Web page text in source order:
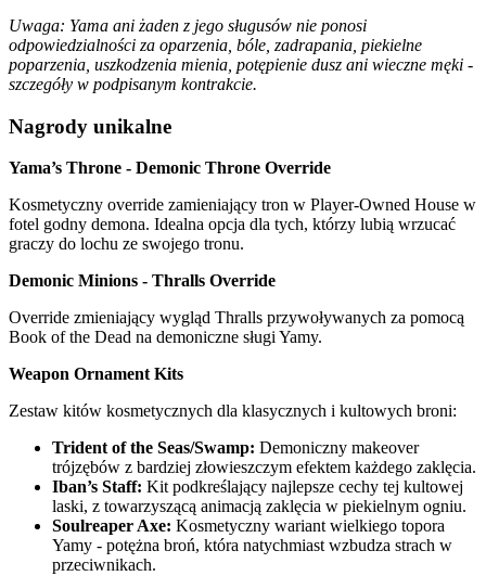
Uwaga: Yama ani żaden z jego sługusów nie ponosi
odpowiedzialności za oparzenia, bóle, zadrapania, piekielne
poparzenia, uszkodzenia mienia, potępienie dusz ani wieczne męki -
szczegóły w podpisanym kontrakcie.
Nagrody unikalne
Yama’s Throne - Demonic Throne Override
Kosmetyczny override zamieniający tron w Player-Owned House w
fotel godny demona. Idealna opcja dla tych, którzy lubią wrzucać
graczy do lochu ze swojego tronu.
Demonic Minions - Thralls Override
Override zmieniający wygląd Thralls przywoływanych za pomocą
Book of the Dead na demoniczne sługi Yamy.
Weapon Ornament Kits
Zestaw kitów kosmetycznych dla klasycznych i kultowych broni:
Trident of the Seas/Swamp: Demoniczny makeover
trójzębów z bardziej złowieszczym efektem każdego zaklęcia.
Iban’s Staff: Kit podkreślający najlepsze cechy tej kultowej
laski, z towarzyszącą animacją zaklęcia w piekielnym ogniu.
Soulreaper Axe: Kosmetyczny wariant wielkiego topora
Yamy - potężna broń, która natychmiast wzbudza strach w
przeciwnikach.